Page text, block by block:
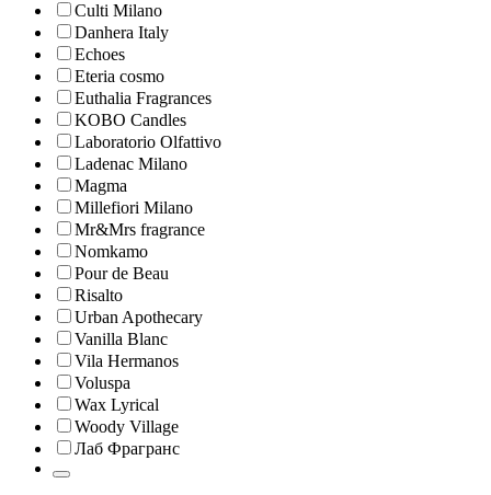
Culti Milano
Danhera Italy
Echoes
Eteria cosmo
Euthalia Fragrances
KOBO Candles
Laboratorio Olfattivo
Ladenac Milano
Magma
Millefiori Milano
Mr&Mrs fragrance
Nomkamo
Pour de Beau
Risalto
Urban Apothecary
Vanilla Blanc
Vila Hermanos
Voluspa
Wax Lyrical
Woody Village
Лаб Фрагранс